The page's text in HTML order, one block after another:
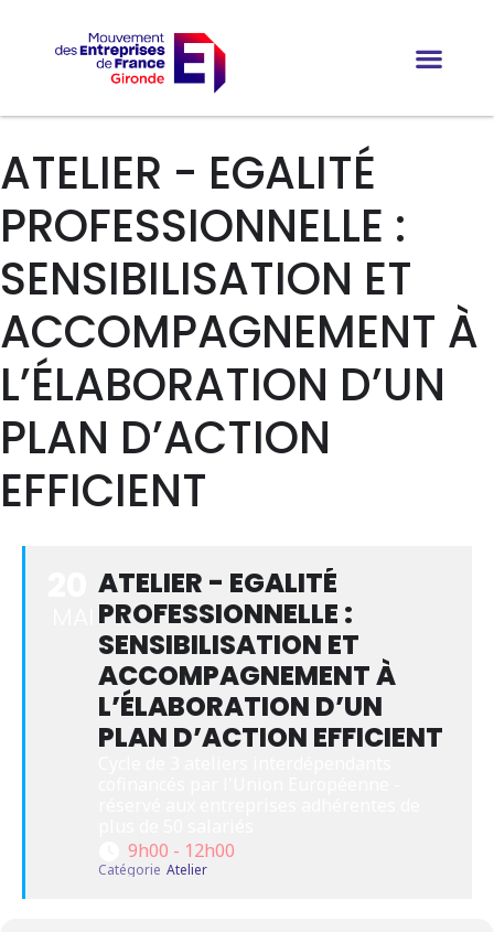
ATELIER - EGALITÉ
PROFESSIONNELLE :
SENSIBILISATION ET
ACCOMPAGNEMENT À
L’ÉLABORATION D’UN
PLAN D’ACTION
EFFICIENT
ATELIER - EGALITÉ
PROFESSIONNELLE :
SENSIBILISATION ET
ACCOMPAGNEMENT À
L’ÉLABORATION D’UN
PLAN D’ACTION EFFICIENT
9h00 - 12h00
Catégorie Atelier